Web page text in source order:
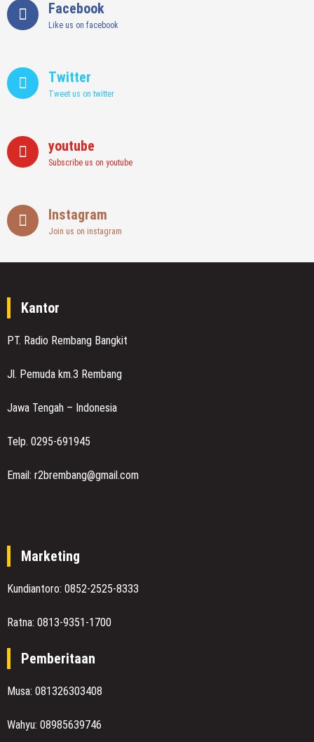
Facebook
Like us on facebook
Twitter
Tweet us on twitter
youtube
Subscribe us on youtube
Instagram
Join us on instagram
Kantor
PT. Radio Rembang Bangkit
Jl. Pemuda km.3 Rembang
Jawa Tengah – Indonesia
Telp. 0295-691945
Email: r2brembang@gmail.com
Marketing
Kundiantoro: 0852-2525-8333
Ratna: 0813-9351-1700
Pemberitaan
Musa: 081326303408
Wahyu: 08985639746